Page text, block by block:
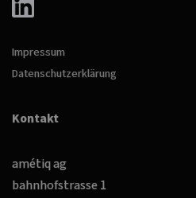
Impressum
Datenschutzerklärung
Kontakt
amétiq ag
bahnhofstrasse 1